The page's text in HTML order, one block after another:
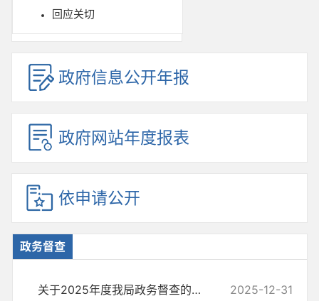
回应关切
政府信息公开年报
政府网站年度报表
依申请公开
政务督查
关于2025年度我局政务督查的情况说明 2025-12-31